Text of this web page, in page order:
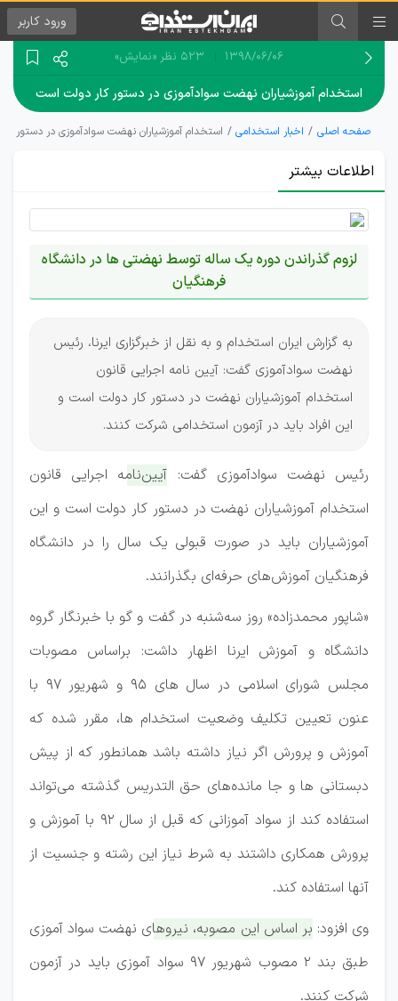
ورود کاربر
۱۳۹۸/۰۶/۰۶ 523 نظر «نمایش»
استخدام آموزشیاران نهضت سوادآموزی در دستور کار دولت است
صفحه اصلی اخبار استخدامی استخدام آموزشیاران نهضت سوادآموزی در دستور
اطلاعات بیشتر
لزوم گذراندن دوره یک ساله توسط نهضتی ها در دانشگاه
فرهنگیان
به گزارش ایران استخدام و به نقل از خبرگزاری ایرنا، رئیس
نهضت سوادآموزی گفت: آیین‌ نامه اجرایی قانون
استخدام آموزشیاران نهضت در دستور کار دولت است و
این افراد باید در آزمون استخدامی شرکت کنند.
رئیس نهضت سوادآموزی گفت: آیین‌نامه اجرایی قانون
استخدام آموزشیاران نهضت در دستور کار دولت استو این
آموزشیاران باید در صورت قبولی یک سال را در دانشگاه
فرهنگیان آموزش‌های حرفه‌ای بگذرانند.
«شاپور محمدزاده» روز سه‌شنبه در گفت و گو با خبرنگار گروه
دانشگاه و آموزش ایرنا اظهار داشت: براساس مصوبات
مجلس شورای اسلامی در سال های ۹۵ و شهریور ۹۷ با
عنون تعیین تکلیف وضعیت استخدام ها، مقرر شده که
آموزش و پرورش اگر نیاز داشته باشد همانطور که از پیش
دبستانی ها و جا مانده‌های حق التدریس گذشته می‌تواند
استفاده کند از سواد آموزانی که قبل از سال ۹۲ با آموزش و
پرورش همکاری داشتند به شرط نیاز این رشته و جنسیت از
آنها استفاده کند.
وی افزود: بر اساس این مصوبه، نیروهای نهضت سواد آموزی
طبق بند ۲ مصوب شهریور ۹۷ سواد آموزی باید در آزمون
شرکت کنند.